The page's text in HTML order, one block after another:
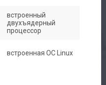
встроенный
двухъядерный
процессор
встроенная ОС Linux